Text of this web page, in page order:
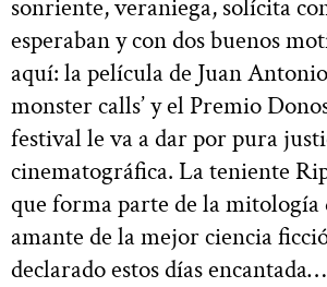
sonriente, veraniega, solícita
esperaban y con dos buenos
aquí: la película de Juan
monster calls’ y el Premio
festival le va a dar por pura
cinematográfica. La teniente
que forma parte de la mitología
amante de la mejor ciencia
declarado estos días encantada…